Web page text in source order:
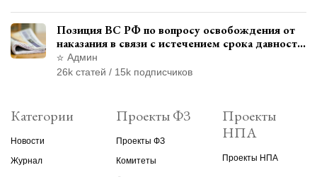
Позиция ВС РФ по вопросу освобождения от
наказания в связи с истечением срока давности
уголовного преследования
Админ
26k статей / 15k подписчиков
Категории
Новости
Журнал
Проекты ФЗ
Проекты ФЗ
Комитеты
Проекты
НПА
Проекты НПА